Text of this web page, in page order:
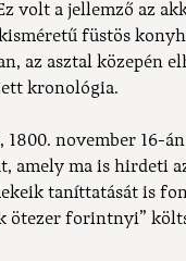
volt a jellemző az
füstös
az asztal közepén
kronológia.
1800. november 16-
amely ma is hirdeti
taníttatását is
ötezer forintnyi”